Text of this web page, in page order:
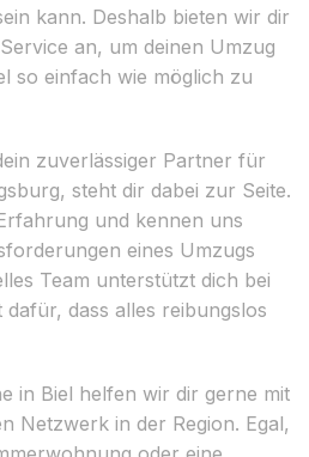
kann. Deshalb bieten wir dir
an, um deinen Umzug
so einfach wie möglich zu
zuverlässiger Partner für
steht dir dabei zur Seite.
und kennen uns
eines Umzugs
Team unterstützt dich bei
dass alles reibungslos
in Biel helfen wir dir gerne mit
Netzwerk in der Region. Egal,